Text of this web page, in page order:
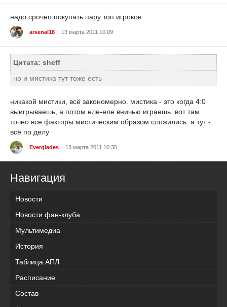
надо срочно покупать пару топ игроков
arsenal18 13 марта 2011 10:09
Цитата: sheff
но и мистика тут тоже есть
никакой мистики, всё закономерно. мистика - это когда 4:0
выигрываешь, а потом еле-еле вничью играешь. вот там
точно все факторы мистическим образом сложились. а тут -
всё по делу
Everglades 13 марта 2011 10:35
Навигация
Новости
Новости фан-клуба
Мультимедиа
История
Таблица АПЛ
Расписание
Состав